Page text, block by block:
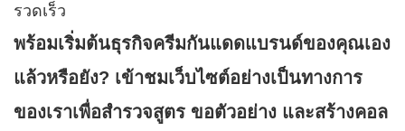
รวดเร็ว
พร้อมเริ่มต้นธุรกิจครีมกันแดดแบรนด์ของคุณเอง
แล้วหรือยัง? เข้าชมเว็บไซต์อย่างเป็นทางการ
ของเราเพื่อสำรวจสูตร ขอตัวอย่าง และสร้างคอล